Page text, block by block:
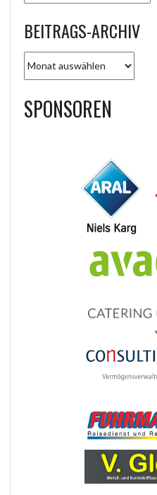
BEITRAGS-ARCHIV
ARCHIV
SPONSOREN